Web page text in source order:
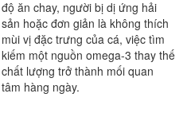
cá
độ ăn chay, người bị dị ứng hải
sản hoặc đơn giản là không thích
mùi vị đặc trưng của cá, việc tìm
kiếm một nguồn omega-3 thay thế
chất lượng trở thành mối quan
tâm hàng ngày.